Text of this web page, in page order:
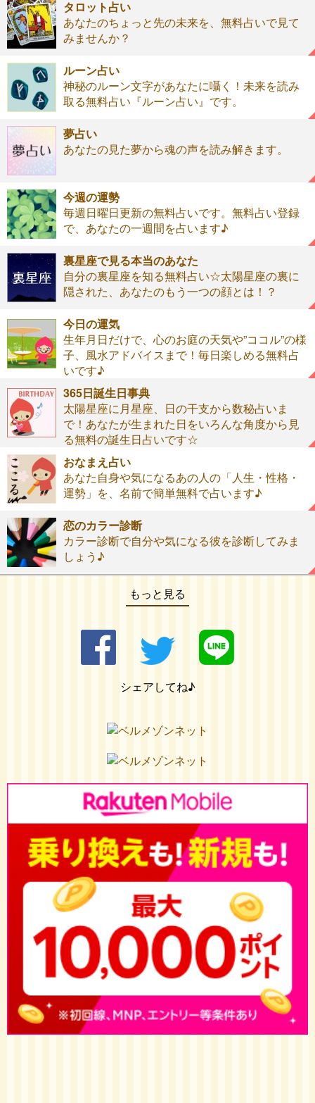
タロット占い
あなたのちょっと先の未来を、無料占いで見て
みませんか？
ルーン占い
神秘のルーン文字があなたに囁く！未来を読み
取る無料占い『ルーン占い』です。
夢占い
あなたの見た夢から魂の声を読み解きます。
今週の運勢
毎週日曜日更新の無料占いです。無料占い登録
で、あなたの一週間を占います♪
裏星座で見る本当のあなた
自分の裏星座を知る無料占い☆太陽星座の裏に
隠された、あなたのもう一つの顔とは！？
今日の運気
生年月日だけで、心のお庭の天気や”ココル”の様
子、風水アドバイスまで！毎日楽しめる無料占
いです♪
365日誕生日事典
太陽星座に月星座、日の干支から数秘占いま
で！あなたが生まれた日をいろんな角度から見
る無料の誕生日占いです☆
おなまえ占い
あなた自身や気になるあの人の「人生・性格・
運勢」を、名前で簡単無料で占います♪
恋のカラー診断
カラー診断で自分や気になる彼を診断してみま
しょう♪
もっと見る
シェアしてね♪